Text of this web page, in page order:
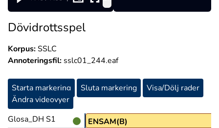
Dövidrottsspel
Korpus:SSLC
Annoteringsfil: sslc01_244.eaf
Starta markering Sluta markering
Visa/Dölj rader
Ändra videovyer
Glosa_DH S1
ENSAM(B)